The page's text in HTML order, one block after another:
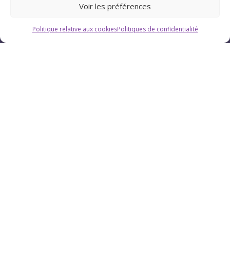
Voir les préférences
Politique relative aux cookiesPolitiques de confidentialité